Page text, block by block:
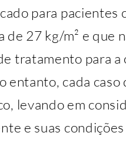
para pacientes
de 27 kg/m² e que
tratamento para a
entanto, cada caso
levando em
e suas